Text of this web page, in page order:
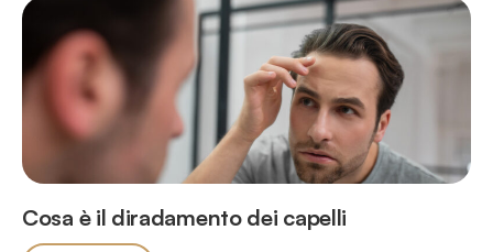
Cosa è il diradamento dei capelli